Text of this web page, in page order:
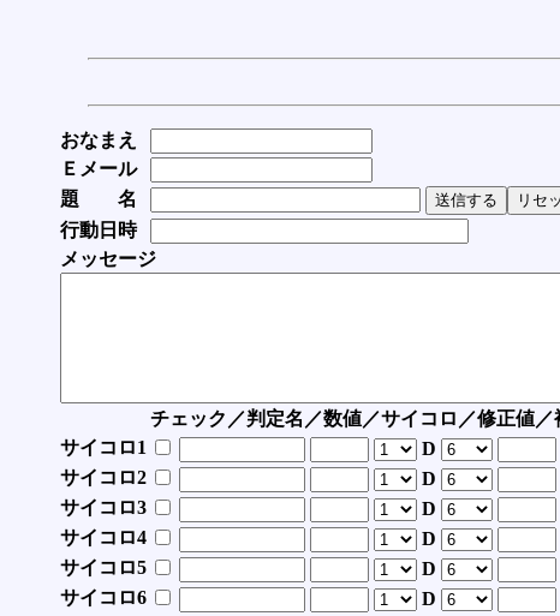
おなまえ
Ｅメール
題 名
行動日時
メッセージ
チェック／判定名／数値／サイコロ／修正値／
サイコロ1
D
サイコロ2
D
サイコロ3
D
サイコロ4
D
サイコロ5
D
サイコロ6
D